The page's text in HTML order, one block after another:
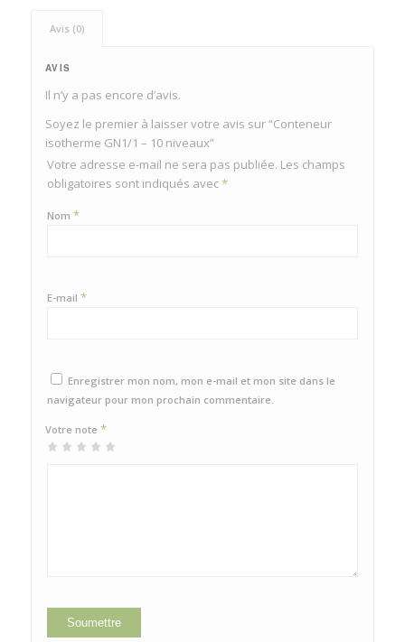
Avis (0)
AVIS
Il n’y a pas encore d’avis.
Soyez le premier à laisser votre avis sur “Conteneur
isotherme GN1/1 – 10 niveaux”
Votre adresse e-mail ne sera pas publiée. Les champs
obligatoires sont indiqués avec*
Nom *
E-mail *
Enregistrer mon nom, mon e-mail et mon site dans le
navigateur pour mon prochain commentaire.
Votre note *